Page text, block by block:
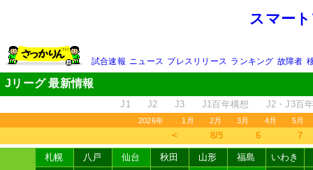
スマー
試合速報 ニュース プレスリリース ランキング 故障者
Jリーグ 最新情報
J1 J2 J3 J1百年構想 J2・J3百
2026年 1月 2月 3月 4月 5月
＜ 8/5 6 7
札幌 八戸 仙台 秋田 山形 福島
いわき